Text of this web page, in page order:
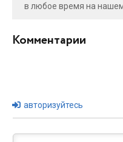
в любое время на нашем
Комментарии
авторизуйтесь